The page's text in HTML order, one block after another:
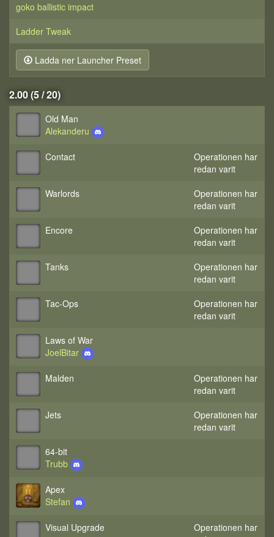
goko ballistic impact
Ladder Tweak
Ladda ner Launcher Preset
2.00 (5 / 20)
Old Man
Alekanderu
Contact
Operationen har
redan varit
Warlords
Operationen har
redan varit
Encore
Operationen har
redan varit
Tanks
Operationen har
redan varit
Tac-Ops
Operationen har
redan varit
Laws of War
JoelBitar
Malden
Operationen har
redan varit
Jets
Operationen har
redan varit
64-bit
Trubb
Apex
Stefan
Visual Upgrade
Operationen har